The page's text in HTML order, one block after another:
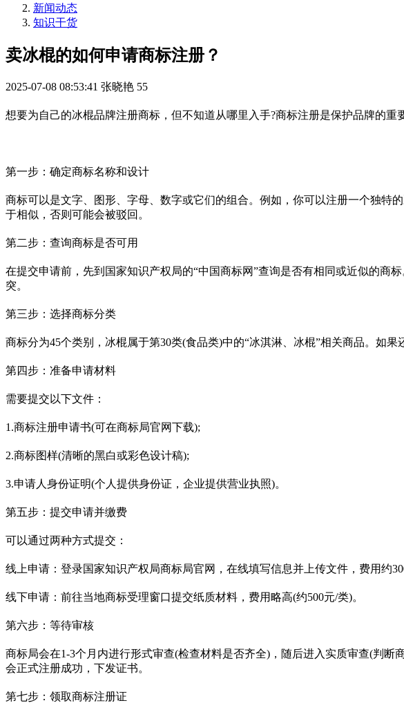
新闻动态
知识干货
卖冰棍的如何申请商标注册？
2025-07-08 08:53:41 张晓艳 55
想要为自己的冰棍品牌注册商标，但不知道从哪里入手?商标注册是保护品牌的
第一步：确定商标名称和设计
商标可以是文字、图形、字母、数字或它们的组合。例如，你可以注册一个独特
于相似，否则可能会被驳回。
第二步：查询商标是否可用
在提交申请前，先到国家知识产权局的“中国商标网”查询是否有相同或近似的商
突。
第三步：选择商标分类
商标分为45个类别，冰棍属于第30类(食品类)中的“冰淇淋、冰棍”相关商品。如
第四步：准备申请材料
需要提交以下文件：
1.商标注册申请书(可在商标局官网下载);
2.商标图样(清晰的黑白或彩色设计稿);
3.申请人身份证明(个人提供身份证，企业提供营业执照)。
第五步：提交申请并缴费
可以通过两种方式提交：
线上申请：登录国家知识产权局商标局官网，在线填写信息并上传文件，费用约
线下申请：前往当地商标受理窗口提交纸质材料，费用略高(约500元/类)。
第六步：等待审核
商标局会在1-3个月内进行形式审查(检查材料是否齐全)，随后进入实质审查(判
会正式注册成功，下发证书。
第七步：领取商标注册证